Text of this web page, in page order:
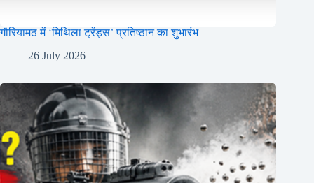
गौरियामठ में ‘मिथिला ट्रेंड्स’ प्रतिष्ठान का शुभारंभ
26 July 2026